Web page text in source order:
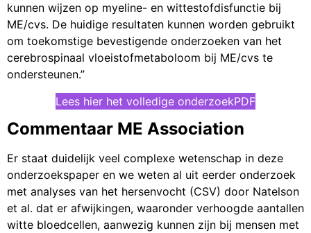
kunnen wijzen op myeline- en wittestofdisfunctie bij
ME/cvs. De huidige resultaten kunnen worden gebruikt
om toekomstige bevestigende onderzoeken van het
cerebrospinaal vloeistofmetaboloom bij ME/cvs te
ondersteunen.”
Lees hier het volledige onderzoekPDF
Commentaar ME Association
Er staat duidelijk veel complexe wetenschap in deze
onderzoekspaper en we weten al uit eerder onderzoek
met analyses van het hersenvocht (CSV) door Natelson
et al. dat er afwijkingen, waaronder verhoogde aantallen
witte bloedcellen, aanwezig kunnen zijn bij mensen met